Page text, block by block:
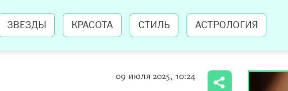
ЗВЕЗДЫ КРАСОТА СТИЛЬ АСТРОЛОГИЯ
09 июля 2025, 10:24